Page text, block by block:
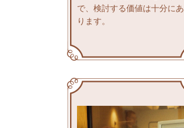
で、検討する価値は十分にあ
ります。